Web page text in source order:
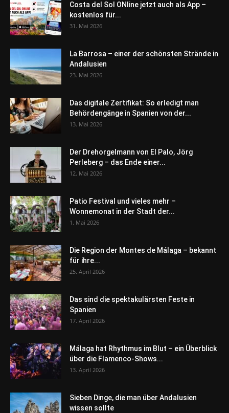
Costa del Sol ONline jetzt auch als App –
kostenlos für...
31. Mai 2026
La Barrosa – einer der schönsten Strände in
Andalusien
23. Mai 2026
Das digitale Zertifikat: So erledigt man
Behördengänge in Spanien von der...
13. Mai 2026
Der Drehorgelmann von El Palo, Jörg
Perleberg – das Ende einer...
12. Mai 2026
Patio Festival und vieles mehr –
Wonnemonat in der Stadt der...
1. Mai 2026
Die Region der Montes de Málaga – bekannt
für ihre...
25. April 2026
Das sind die spektakulärsten Feste in
Spanien
17. April 2026
Málaga hat Rhythmus im Blut – ein Überblick
über die Flamenco-Shows...
13. April 2026
Sieben Dinge, die man über Andalusien
wissen sollte